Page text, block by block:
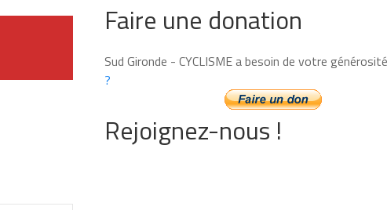
Faire une donation
Sud Gironde - CYCLISME a besoin de votre
?
Rejoignez-nous !